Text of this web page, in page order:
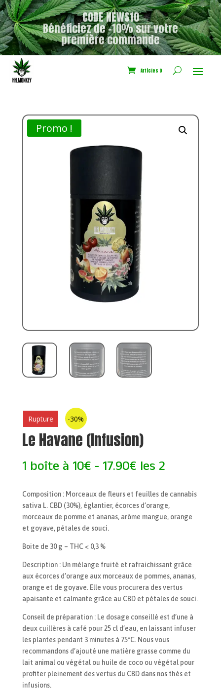
CODE NEWS10
Bénéficiez de -10% sur votre
première commande
Articles 0
Promo !
Rupture -30%
Le Havane (Infusion)
1 boîte à 10€ - 17.90€ les 2
Composition : Morceaux de fleurs et feuilles de cannabis
sativa L. CBD (30%), églantier, écorces d’orange,
morceaux de pomme et ananas, arôme mangue, orange
et goyave, pétales de souci.
Boite de 30 g – THC < 0,3 %
Description : Un mélange fruité et rafraichissant grâce
aux écorces d’orange aux morceaux de pommes, ananas,
orange et de goyave. Elle vous procurera des vertus
apaisante et calmante grâce au CBD et pétales de souci.
Conseil de préparation : Le dosage conseillé est d’une à
deux cuillères à café pour 25 cl d’eau, en laissant infuser
les plantes pendant 3 minutes à 75ºC. Nous vous
recommandons d’ajouté une matière grasse comme du
lait animal ou végétal ou huile de coco ou végétal pour
profiter pleinement des vertus du CBD dans nos thés et
infusions.